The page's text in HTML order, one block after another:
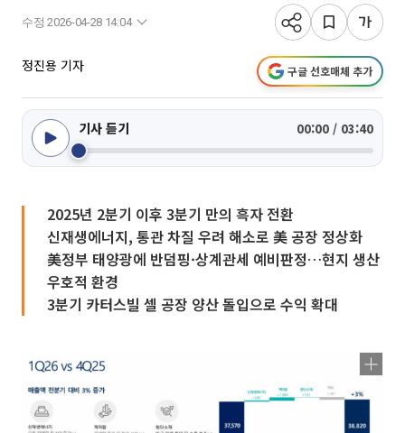
수정 2026-04-28 14:04
정진용 기자 구글 선호매체 추가
기사 듣기 00:00 / 03:40
2025년 2분기 이후 3분기 만의 흑자 전환
신재생에너지, 통관 차질 우려 해소로 美 공장 정상화
美정부 태양광에 반덤핑·상계관세 예비판정…현지 생산
우호적 환경
3분기 카터스빌 셀 공장 양산 돌입으로 수익 확대